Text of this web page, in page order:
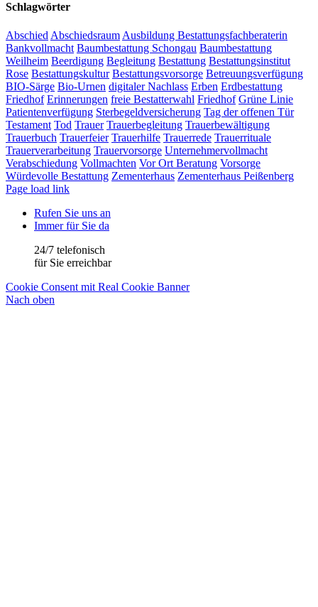
Schlagwörter
Abschied Abschiedsraum Ausbildung Bestattungsfachberaterin
Bankvollmacht Baumbestattung Schongau Baumbestattung
Weilheim Beerdigung Begleitung Bestattung Bestattungsinstitut
Rose Bestattungskultur Bestattungsvorsorge Betreuungsverfügung
BIO-Särge Bio-Urnen digitaler Nachlass Erben Erdbestattung
Friedhof Erinnerungen freie Bestatterwahl Friedhof Grüne Linie
Patientenverfügung Sterbegeldversicherung Tag der offenen Tür
Testament Tod Trauer Trauerbegleitung Trauerbewältigung
Trauerbuch Trauerfeier Trauerhilfe Trauerrede Trauerrituale
Trauerverarbeitung Trauervorsorge Unternehmervollmacht
Verabschiedung Vollmachten Vor Ort Beratung Vorsorge
Würdevolle Bestattung Zementerhaus Zementerhaus Peißenberg
Page load link
Rufen Sie uns an
Immer für Sie da
24/7 telefonisch
für Sie erreichbar
Cookie Consent mit Real Cookie Banner
Nach oben